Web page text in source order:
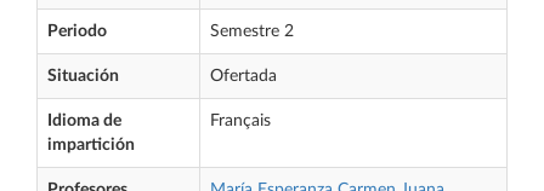
Periodo Semestre 2
Situación Ofertada
Idioma de
impartición
Français